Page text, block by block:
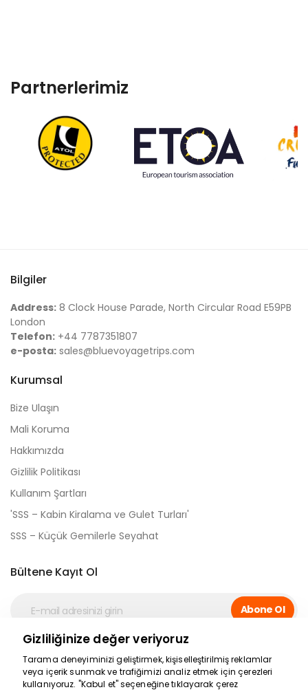
Partnerlerimiz
Bilgiler
Address: 8 Clock House Parade, North Circular Road E59PB
London
Telefon: +44 7787351807
e-posta: sales@bluevoyagetrips.com
Kurumsal
Bize Ulaşın
Mali Koruma
Hakkımızda
Gizlilik Politikası
Kullanım Şartları
'SSS – Kabin Kiralama ve Gulet Turları'
SSS – Küçük Gemilerle Seyahat
Bültene Kayıt Ol
Abone Ol
Sosyal Medya
Gizliliğinize değer veriyoruz
Tarama deneyiminizi geliştirmek, kişiselleştirilmiş reklamlar
veya içerik sunmak ve trafiğimizi analiz etmek için çerezleri
kullanıyoruz. "Kabul et" seçeneğine tıklayarak çerez